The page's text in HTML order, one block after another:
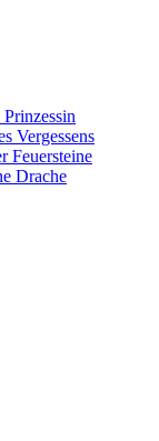
Vergessens
Feuersteine
Drache